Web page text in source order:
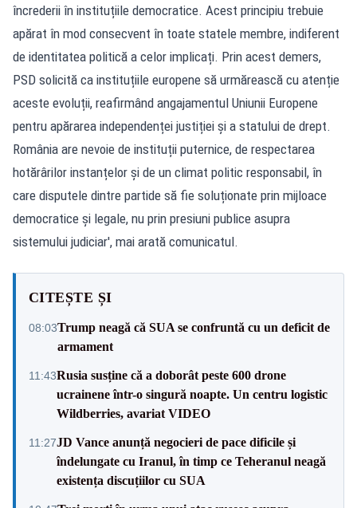
încrederii în instituțiile democratice. Acest principiu trebuie
apărat în mod consecvent în toate statele membre, indiferent
de identitatea politică a celor implicați. Prin acest demers,
PSD solicită ca instituțiile europene să urmărească cu atenție
aceste evoluții, reafirmând angajamentul Uniunii Europene
pentru apărarea independenței justiției și a statului de drept.
România are nevoie de instituții puternice, de respectarea
hotărârilor instanțelor și de un climat politic responsabil, în
care disputele dintre partide să fie soluționate prin mijloace
democratice și legale, nu prin presiuni publice asupra
sistemului judiciar', mai arată comunicatul.
CITEȘTE ȘI
08:03Trump neagă că SUA se confruntă cu un deficit de
armament
11:43Rusia susține că a doborât peste 600 drone
ucrainene într-o singură noapte. Un centru logistic
Wildberries, avariat VIDEO
11:27JD Vance anunță negocieri de pace dificile și
îndelungate cu Iranul, în timp ce Teheranul neagă
existența discuțiilor cu SUA